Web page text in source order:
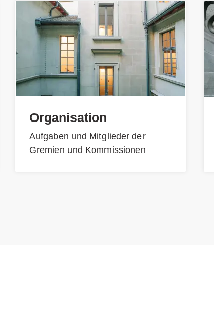
Organisation
Aufgaben und Mitglieder der
Gremien und Kommissionen